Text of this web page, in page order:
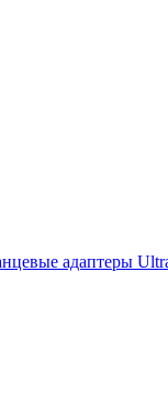
адаптеры